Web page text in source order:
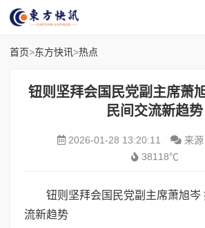
首页>东方快讯>热点
钮则坚拜会国民党副主席萧
民间交流新趋势
2026-01-28 13:20:11
来
38118℃
钮则坚拜会国民党副主席萧旭岑
流新趋势